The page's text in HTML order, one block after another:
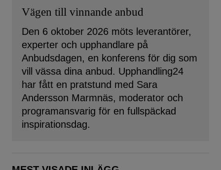
Vägen till vinnande anbud
Den 6 oktober 2026 möts leverantörer,
experter och upphandlare på
Anbudsdagen, en konferens för dig som
vill vässa dina anbud. Upphandling24
har fått en pratstund med Sara
Andersson Marmnäs, moderator och
programansvarig för en fullspäckad
inspirationsdag.